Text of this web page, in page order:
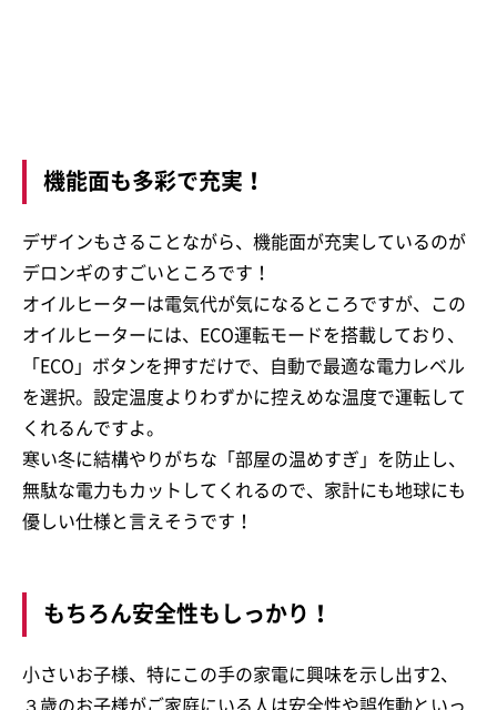
機能面も多彩で充実！
デザインもさることながら、機能面が充実しているのが
デロンギのすごいところです！
オイルヒーターは電気代が気になるところですが、この
オイルヒーターには、ECO運転モードを搭載しており、
「ECO」ボタンを押すだけで、自動で最適な電力レベル
を選択。設定温度よりわずかに控えめな温度で運転して
くれるんですよ。
寒い冬に結構やりがちな「部屋の温めすぎ」を防止し、
無駄な電力もカットしてくれるので、家計にも地球にも
優しい仕様と言えそうです！
もちろん安全性もしっかり！
小さいお子様、特にこの手の家電に興味を示し出す2、
３歳のお子様がご家庭にいる人は安全性や誤作動といっ